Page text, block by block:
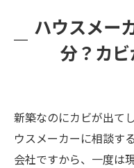
ハウスメー
分？カ
新築なのにカビが出て
ウスメーカーに相談す
会社ですから、一度は